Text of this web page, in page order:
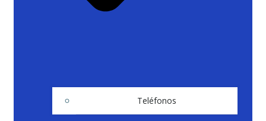
Teléfonos